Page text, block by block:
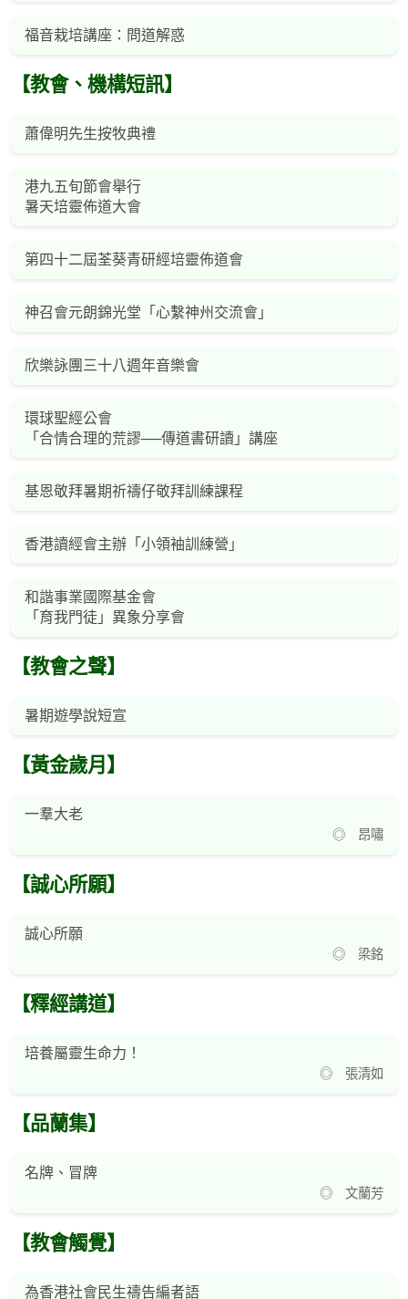
福音栽培講座：問道解惑
【教會、機構短訊】
蕭偉明先生按牧典禮
港九五旬節會舉行
暑天培靈佈道大會
第四十二屆荃葵青研經培靈佈道會
神召會元朗錦光堂「心繫神州交流會」
欣樂詠團三十八週年音樂會
環球聖經公會
「合情合理的荒謬──傳道書研讀」講座
基恩敬拜暑期祈禱仔敬拜訓練課程
香港讀經會主辦「小領袖訓練營」
和諧事業國際基金會
「育我門徒」異象分享會
【教會之聲】
暑期遊學說短宣
【黃金歲月】
一羣大老
◎ 昂嘯
【誠心所願】
誠心所願
◎ 梁銘
【釋經講道】
培養屬靈生命力！
◎ 張清如
【品蘭集】
名牌、冒牌
◎ 文蘭芳
【教會觸覺】
為香港社會民生禱告編者語